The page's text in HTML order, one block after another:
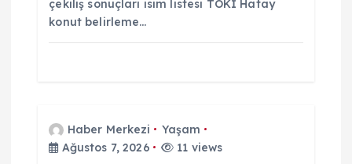
çekiliş sonuçları isim listesi TOKİ Hatay
konut belirleme…
Haber Merkezi
Yaşam
Ağustos 7, 2026
11 views